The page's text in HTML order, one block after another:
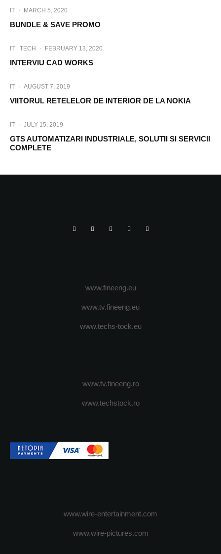
IT · MARCH 5, 2020
BUNDLE & SAVE PROMO
IT TECH · FEBRUARY 13, 2020
INTERVIU CAD WORKS
IT · AUGUST 7, 2019
VIITORUL RETELELOR DE INTERIOR DE LA NOKIA
IT · JULY 15, 2019
GTS AUTOMATIZARI INDUSTRIALE, SOLUTII SI SERVICII
COMPLETE
www.fineeng.eu
www.tv.fineeng.eu
www.techs-tock.eu
www.tv.fineeng.ro
www.techstock.ro
www.wire-entertainment.com
www.wire-pictures.com